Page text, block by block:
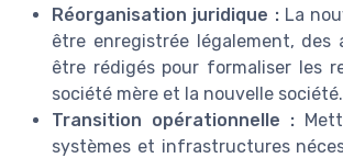
Réorganisation juridique :La
être enregistrée légalement, des
être rédigés pour formaliser les
société mère et la nouvelle société.
Transition opérationnelle :
systèmes et infrastructures